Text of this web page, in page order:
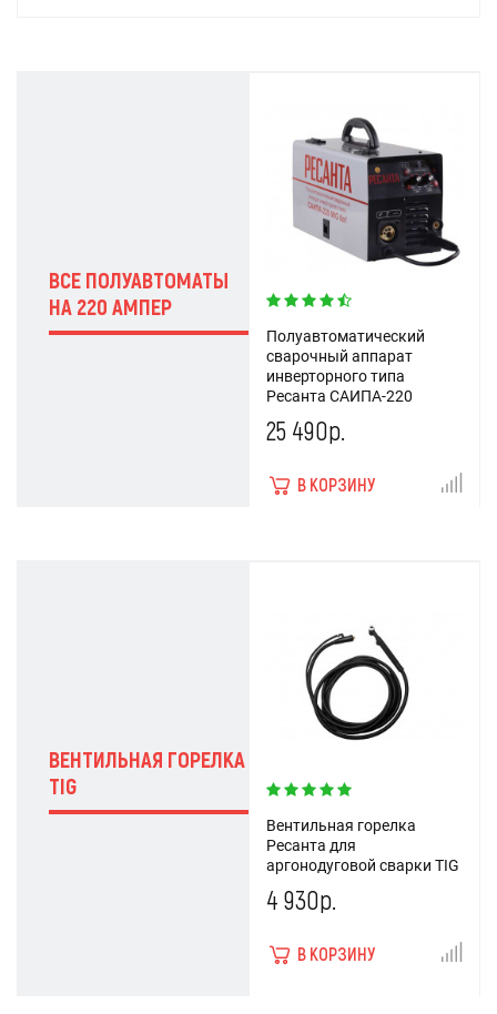
ВСЕ ПОЛУАВТОМАТЫ
НА 220 АМПЕР
Полуавтоматический
сварочный аппарат
инверторного типа
Ресанта САИПА-220
25 490р.
В КОРЗИНУ
ВЕНТИЛЬНАЯ ГОРЕЛКА
TIG
Вентильная горелка
Ресанта для
аргонодуговой сварки TIG
4 930р.
В КОРЗИНУ